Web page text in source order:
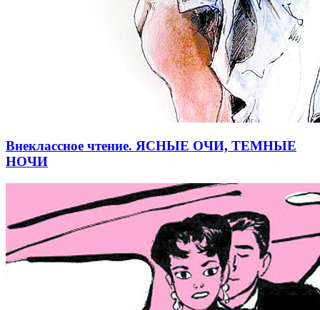
Внеклассное чтение. ЯСНЫЕ ОЧИ, ТЕМНЫЕ
НОЧИ